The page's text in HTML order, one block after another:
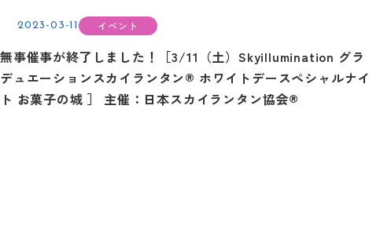
2023-03-11 イベント
無事催事が終了しました！［3/11（土）Skyillumination グラ
デュエーションスカイランタン® ホワイトデースペシャルナイ
ト お菓子の城 ］ 主催：日本スカイランタン協会®